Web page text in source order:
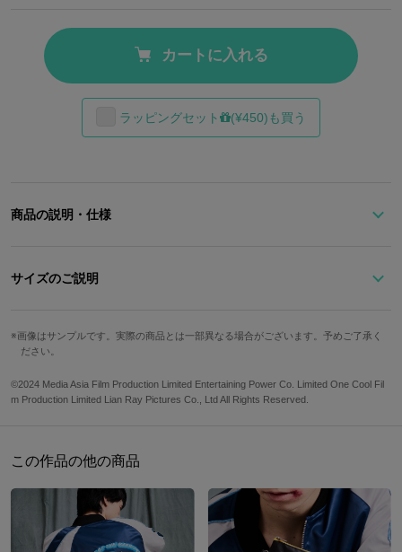
カートに入れる
ラッピングセット (¥450)も買う
商品の説明・仕様
戦！九龍城砦』より、公式コラボアイテムが登場！
龍捲風が営む理髪店「龍城髪廊」の一角をそのまま切り取ったジオ
り。
んだ世界観……！
付属のタイトルロゴと組み合わせてポスターを再現するもよし！
お好きなキャラを組み合わせて、映画のシーンを再現することも可
能です！
サイズのご説明
約21cm
組み立て時
龍城髪廊 約15cm
九龍城砦 約15cm 約12cm 約5cm 約5cm
画像はサンプルです。実際の商品とは一部異なる場合がございます。予めご了承く
ださい。
©2024 Media Asia Film Production Limited Entertaining Power Co. Limited One Cool Fil
m Production Limited Lian Ray Pictures Co., Ltd All Rights Reserved.
この作品の他の商品